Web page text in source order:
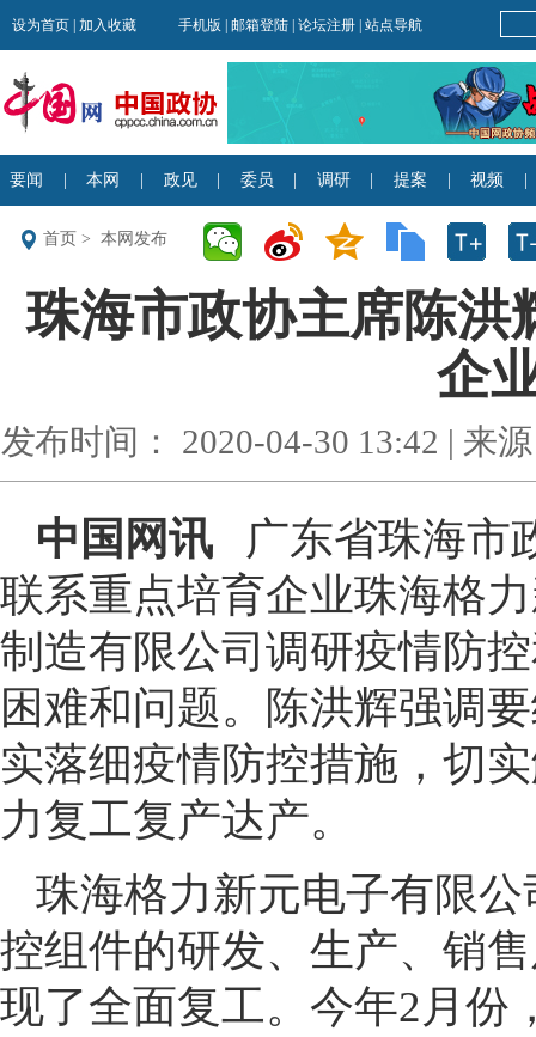
首页 > 本网发布
珠海市政协主席陈洪
企
发布时间： 2020-04-30 13:42 | 来
中国网讯 广东省珠海市
联系重点培育企业珠海格
制造有限公司调研疫情防
困难和问题。陈洪辉强调
实落细疫情防控措施，切
力复工复产达产。
珠海格力新元电子有限
控组件的研发、生产、销
现了全面复工。今年2月份